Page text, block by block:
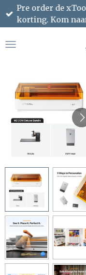
Ga
direct
de
Pre order de
korting. Kom